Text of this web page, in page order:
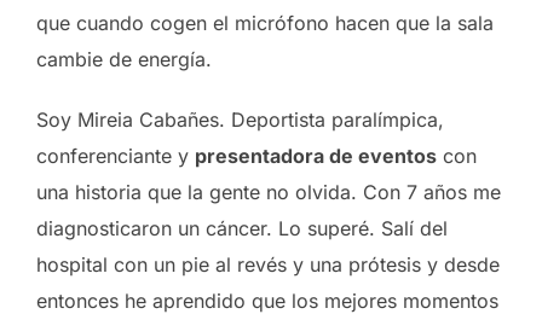
que cuando cogen el micrófono hacen que la sala
cambie de energía.
Soy Mireia Cabañes. Deportista paralímpica,
conferenciante y presentadora de eventos con
una historia que la gente no olvida. Con 7 años me
diagnosticaron un cáncer. Lo superé. Salí del
hospital con un pie al revés y una prótesis y desde
entonces he aprendido que los mejores momentos